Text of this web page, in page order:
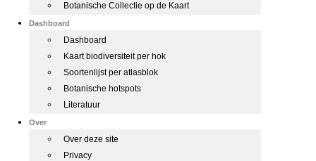
Botanische Collectie op de Kaart
Dashboard
Dashboard
Kaart biodiversiteit per hok
Soortenlijst per atlasblok
Botanische hotspots
Literatuur
Over
Over deze site
Privacy